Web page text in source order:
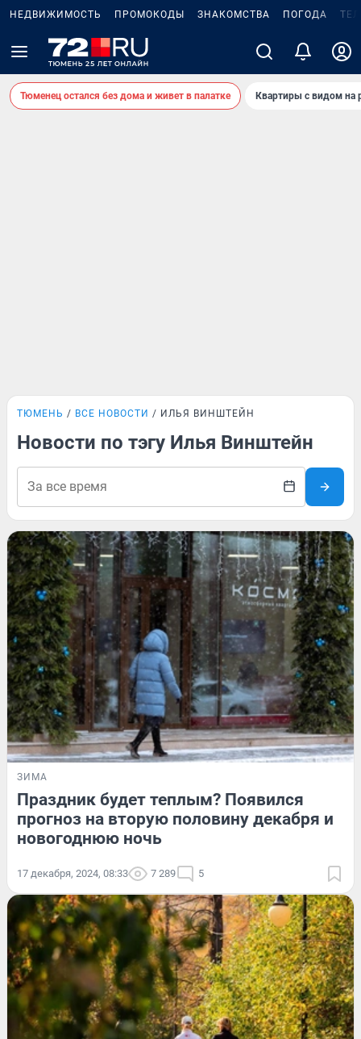
НЕДВИЖИМОСТЬ ПРОМОКОДЫ ЗНАКОМСТВА ПОГОДА
Тюменец остался без дома и живет в палатке Квартиры с видом на
ТЮМЕНЬ ВСЕ НОВОСТИ ИЛЬЯ ВИНШТЕЙН
Новости по тэгу Илья Винштейн
ЗИМА
Праздник будет теплым? Появился
прогноз на вторую половину декабря и
новогоднюю ночь
17 декабря, 2024, 08:33 7 289 5